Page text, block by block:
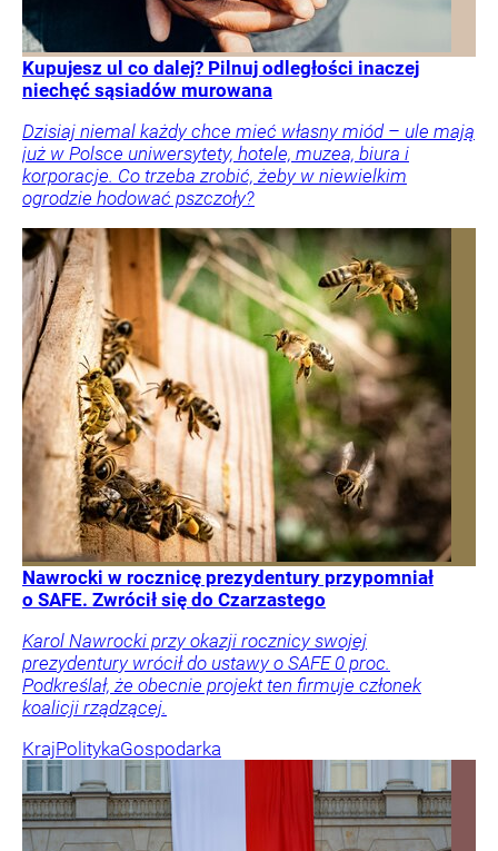
Kupujesz ul co dalej? Pilnuj odległości inaczej
niechęć sąsiadów murowana
Dzisiaj niemal każdy chce mieć własny miód – ule mają
już w Polsce uniwersytety, hotele, muzea, biura i
korporacje. Co trzeba zrobić, żeby w niewielkim
ogrodzie hodować pszczoły?
Nawrocki w rocznicę prezydentury przypomniał
o SAFE. Zwrócił się do Czarzastego
Karol Nawrocki przy okazji rocznicy swojej
prezydentury wrócił do ustawy o SAFE 0 proc.
Podkreślał, że obecnie projekt ten firmuje członek
koalicji rządzącej.
KrajPolitykaGospodarka